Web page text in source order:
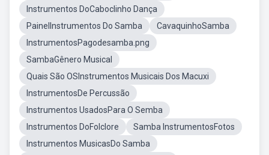
Instrumentos DoCaboclinho Dança
PainelInstrumentos Do Samba
CavaquinhoSamba
InstrumentosPagodesamba.png
SambaGênero Musical
Quais São OSInstrumentos Musicais Dos Macuxi
InstrumentosDe Percussão
Instrumentos UsadosPara O Semba
Instrumentos DoFolclore
Samba InstrumentosFotos
Instrumentos MusicasDo Samba